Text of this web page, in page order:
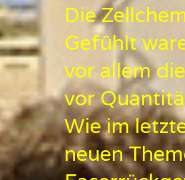
Die
Gefühlt
vor allem
vor
Wie im
neuen